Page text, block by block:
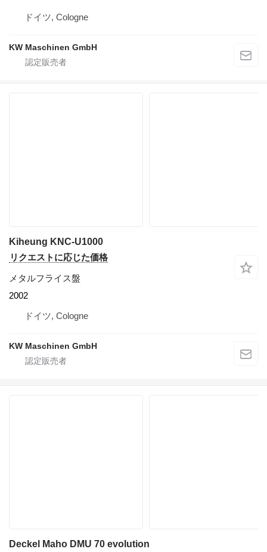
ドイツ, Cologne
KW Maschinen GmbH
Kiheung KNC-U1000
リクエストに応じた価格
メタルフライス盤
2002
ドイツ, Cologne
KW Maschinen GmbH
Deckel Maho DMU 70 evolution